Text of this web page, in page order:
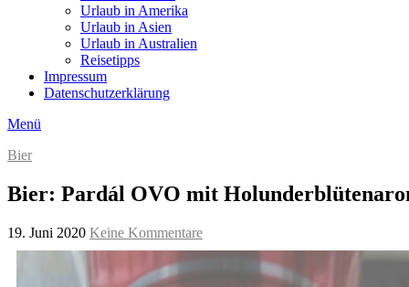
Urlaub in Amerika
Urlaub in Asien
Urlaub in Australien
Reisetipps
Impressum
Datenschutzerklärung
Menü
Bier
Bier: Pardál OVO mit
19. Juni 2020 Keine Kommentare